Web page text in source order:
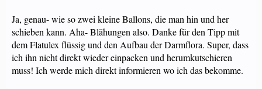
Ja, genau- wie so zwei kleine Ballons, die man hin und her
schieben kann. Aha- Blähungen also. Danke für den Tipp mit
dem Flatulex flüssig und den Aufbau der Darmflora. Super, dass
ich ihn nicht direkt wieder einpacken und herumkutschieren
muss! Ich werde mich direkt informieren wo ich das bekomme.